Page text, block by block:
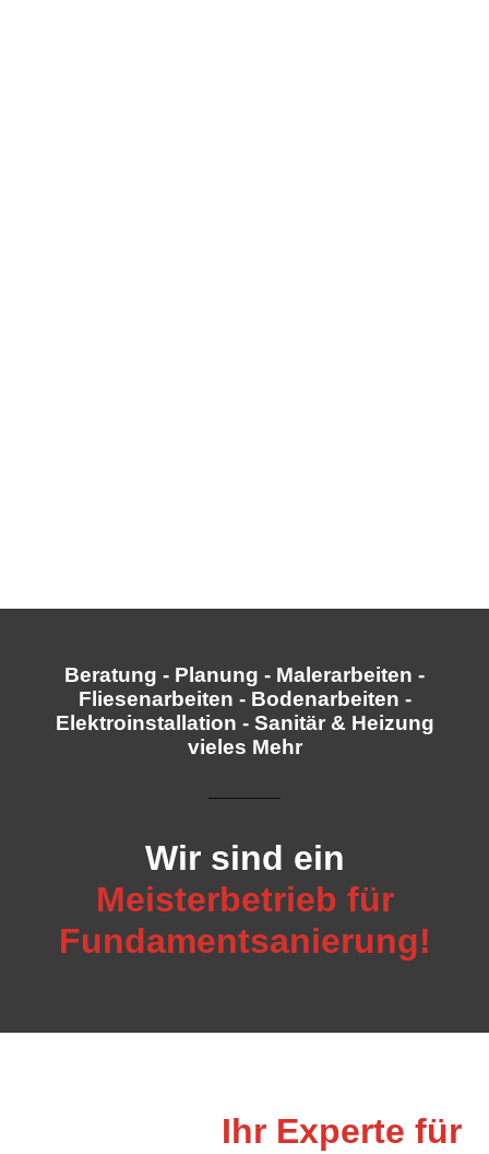
Beratung - Planung - Malerarbeiten -
Fliesenarbeiten - Bodenarbeiten -
Elektroinstallation - Sanitär & Heizung
vieles Mehr
Wir sind ein
Meisterbetrieb für
Fundamentsanierung!
Ihr Experte für